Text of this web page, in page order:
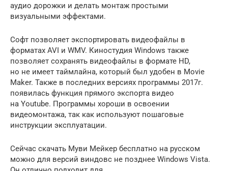
аудио дорожки и делать монтаж простыми
визуальными эффектами.
Софт позволяет экспортировать видеофайлы в
форматах AVI и WMV. Киностудия Windows также
позволяет сохранять видеофайлы в формате HD,
но не имеет таймлайна, который был удобен в Movie
Maker. Также в последних версиях программы 2017г.
появилась функция прямого экспорта видео
на Youtube. Программы хороши в освоении
видеомонтажа, так как используют пошаговые
инструкции эксплуатации.
Сейчас скачать Муви Мейкер бесплатно на русском
можно для версий виндовс не позднее Windows Vista.